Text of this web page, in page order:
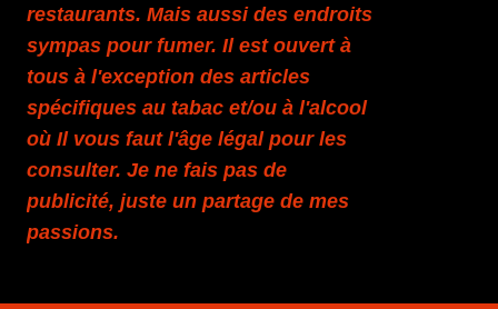
restaurants. Mais aussi des endroits
sympas pour fumer. Il est ouvert à
tous à l'exception des articles
spécifiques au tabac et/ou à l'alcool
où Il vous faut l'âge légal pour les
consulter. Je ne fais pas de
publicité, juste un partage de mes
passions.